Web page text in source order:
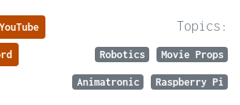
YouTube Topics:
Robotics Movie Props
Animatronic Raspberry Pi